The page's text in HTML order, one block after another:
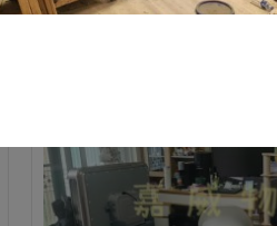
實用 2542呎@$6,688